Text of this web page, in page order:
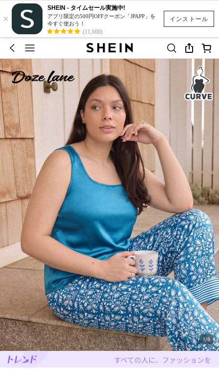
インストール
×
SHEIN - タイムセール実施中!
アプリ限定の500円OFFクーポン「JPAPP」を
今すぐ使おう！
(11,600)
1/6